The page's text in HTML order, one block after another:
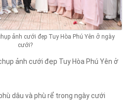
ảnh cưới đẹp Tuy Hòa Phú Yên ở ngày
cưới?
ảnh cưới đẹp Tuy Hòa Phú Yên ở
dâu và phù rể trong ngày cưới